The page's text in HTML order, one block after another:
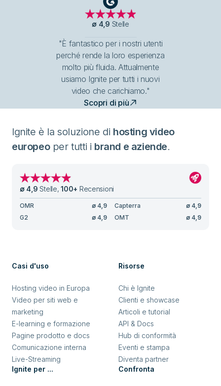
G2
∅ 4,9 Stelle
"È fantastico per i nostri utenti
perché rende la loro esperienza
molto più fluida. Attualmente
usiamo Ignite per tutti i nuovi
video che carichiamo."
Scopri di più
Ignite è la soluzione di hosting video
europeoper tutti i brand e aziende.
∅ 4,9 Stelle,100+ Recensioni
OMR ∅ 4,9 Capterra ∅ 4,9
G2
∅ 4,9 OMT ∅ 4,9
Casi d'uso
Hosting video in Europa
Video per siti web e
marketing
E-learning e formazione
Pagine prodotto e docs
Comunicazione interna
Live-Streaming
Ignite per ...
Risorse
Chi è Ignite
Clienti e showcase
Articoli e tutorial
API & Docs
Hub di conformità
Eventi e stampa
Diventa partner
Confronta